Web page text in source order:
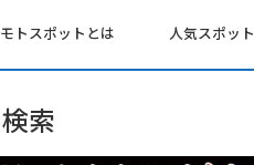
モトスポットとは 人気スポット
検索